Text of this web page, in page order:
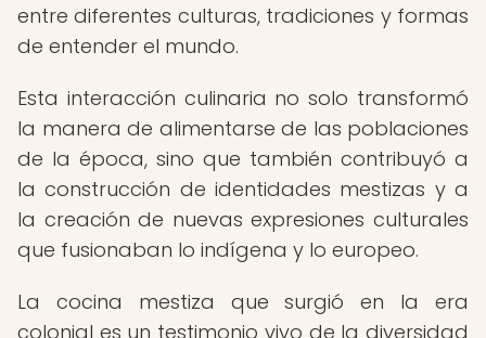
entre diferentes culturas, tradiciones y formas
de entender el mundo.
Esta interacción culinaria no solo transformó
la manera de alimentarse de las poblaciones
de la época, sino que también contribuyó a
la construcción de identidades mestizas y a
la creación de nuevas expresiones culturales
que fusionaban lo indígena y lo europeo.
La cocina mestiza que surgió en la era
colonial es un testimonio vivo de la diversidad